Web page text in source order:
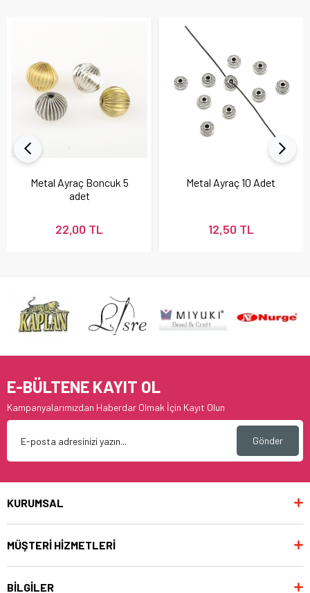
Metal Ayraç Boncuk 5
adet
22,00 TL
Metal Ayraç 10 Adet
12,50 TL
E-BÜLTENE KAYIT OL
Kampanyalarımızdan Haberdar Olmak İçin Kayıt Olun
Gönder
KURUMSAL
MÜŞTERİ HİZMETLERİ
BİLGİLER